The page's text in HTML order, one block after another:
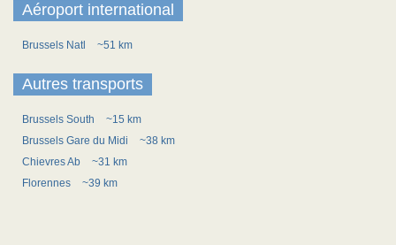
Aéroport international
Brussels Natl ~51 km
Autres transports
Brussels South
~15 km
Brussels Gare du Midi
~38 km
Chievres Ab
~31 km
Florennes
~39 km